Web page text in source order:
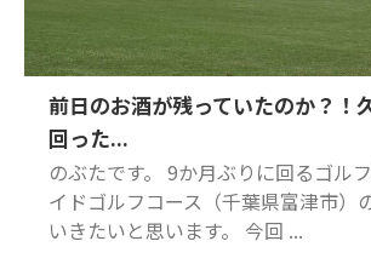
前日のお酒が残っていたのか？！
回った...
のぶたです。 9か月ぶりに回るゴル
イドゴルフコース（千葉県富津市）
いきたいと思います。 今回 ...